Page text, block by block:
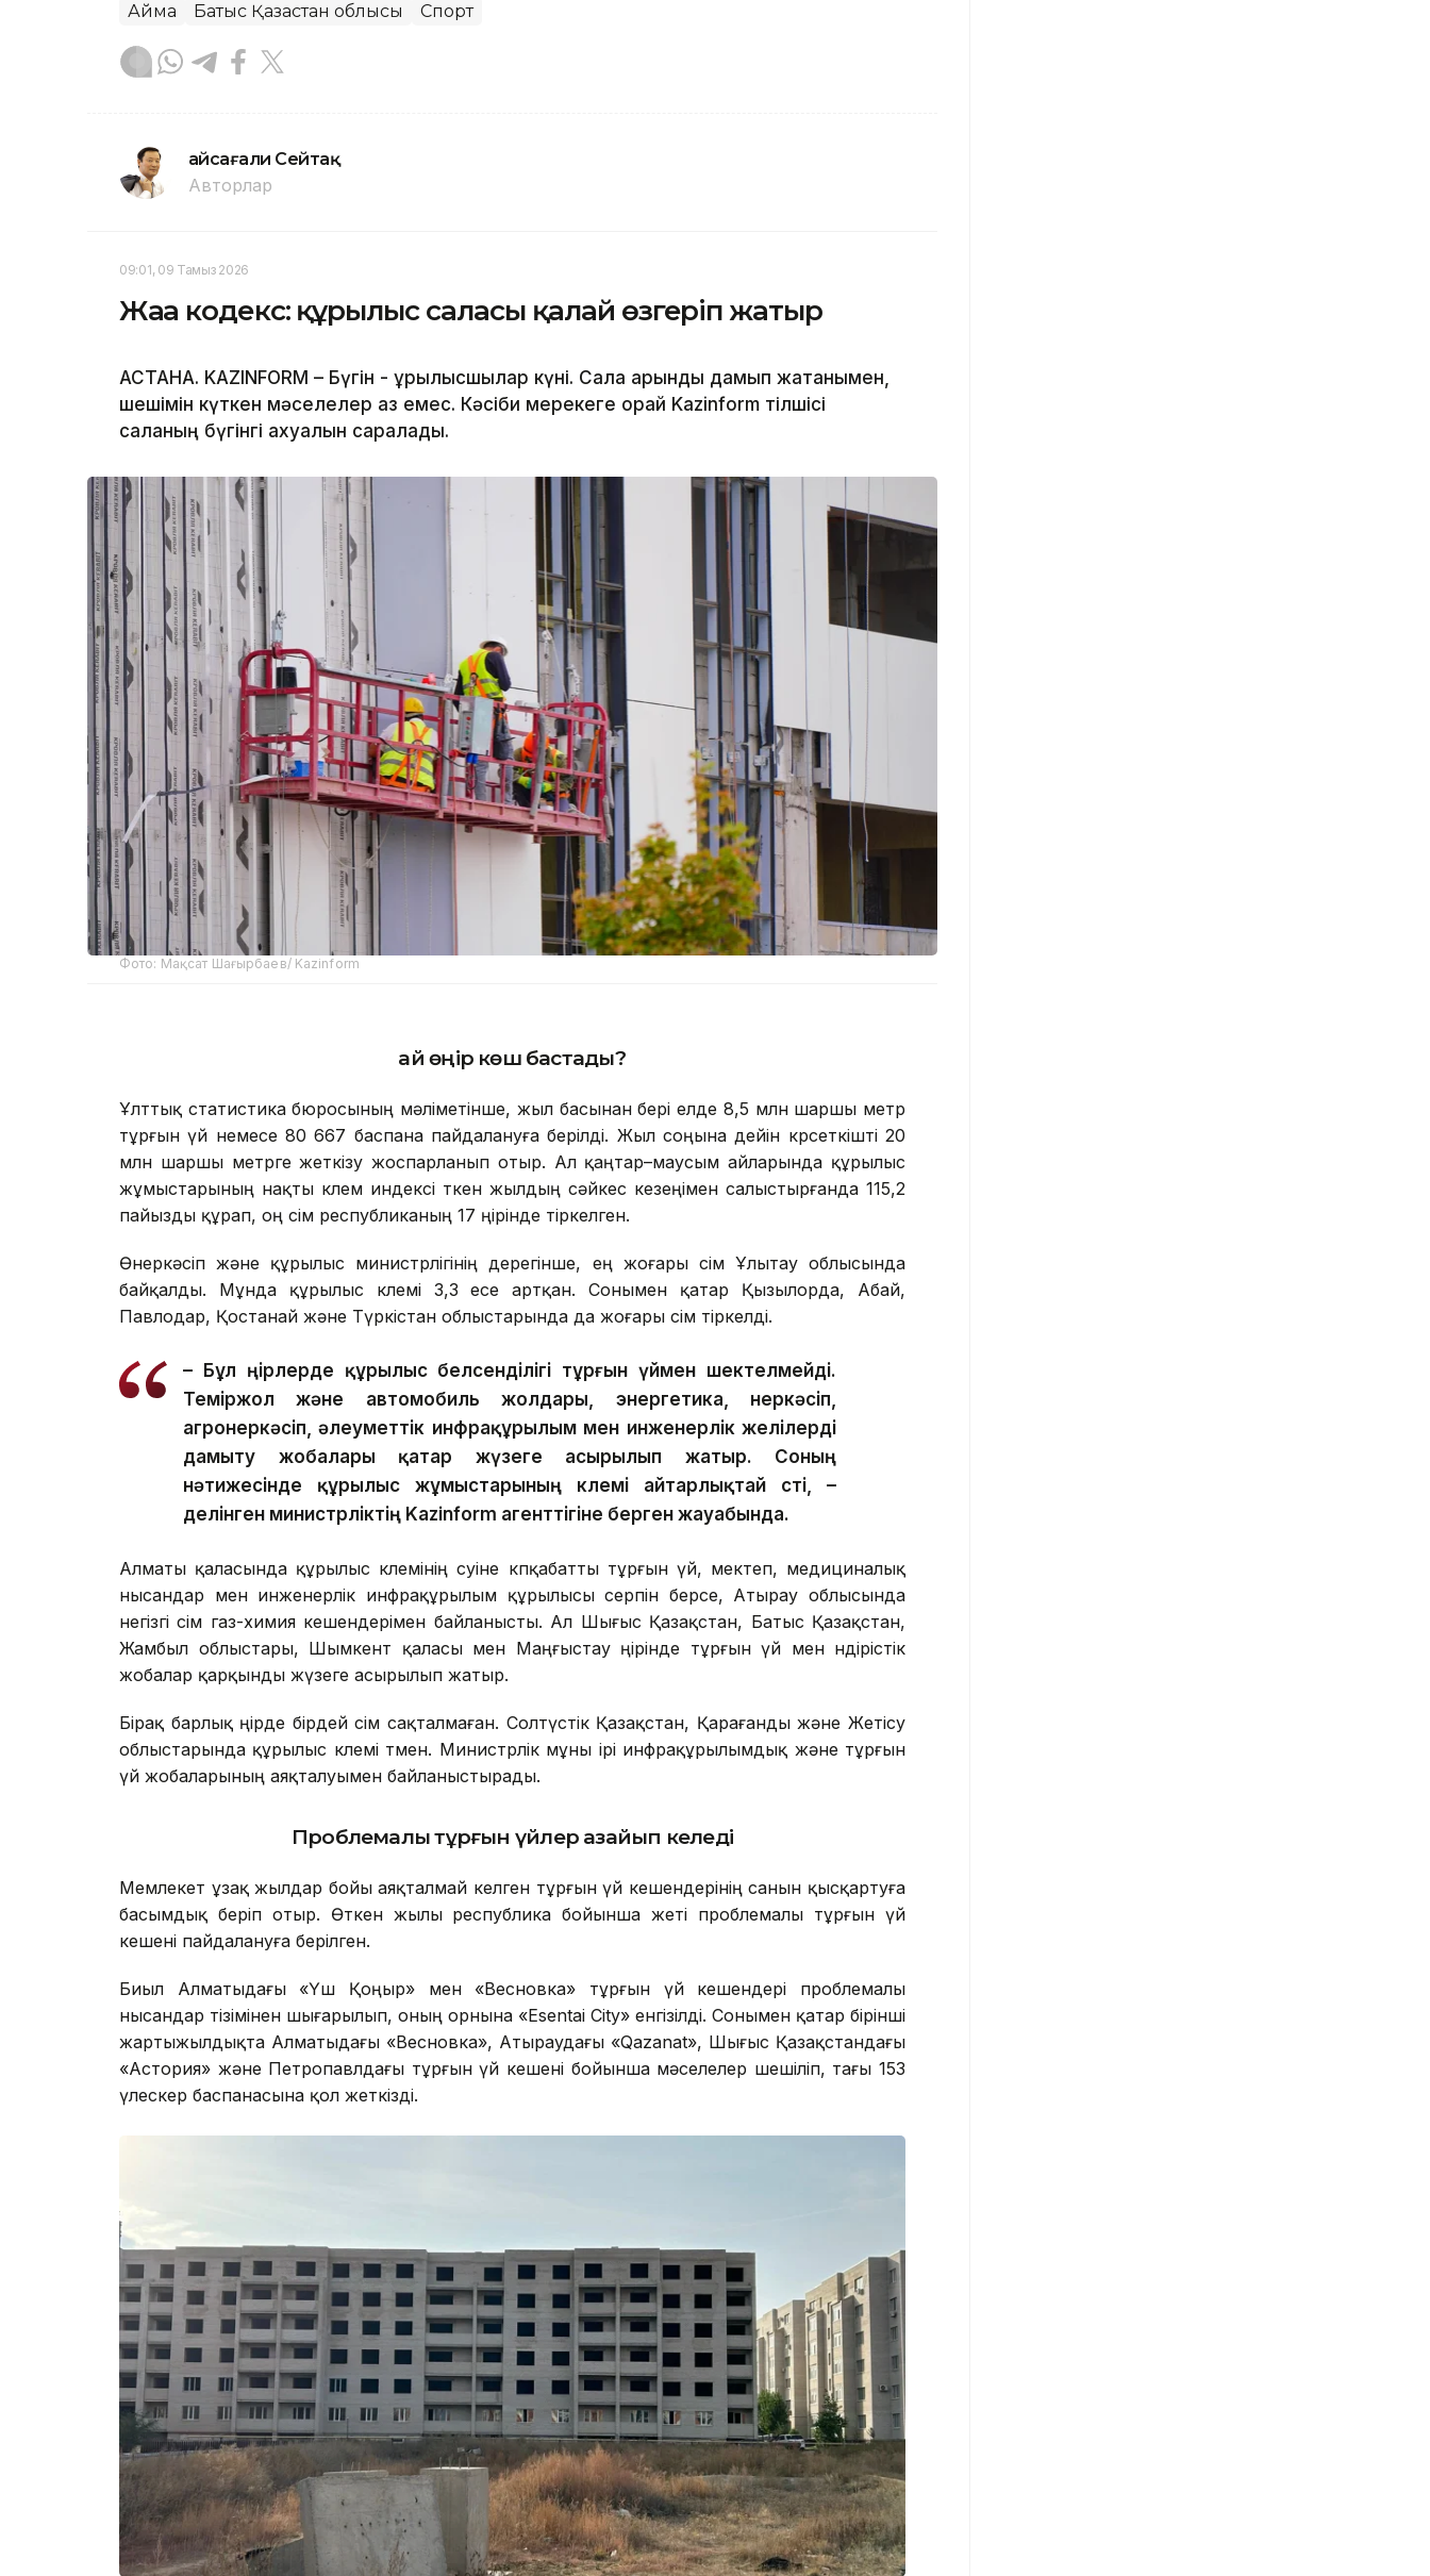
Аймақ Батыс Қазақстан облысы Спорт
Ғайсағали Сейтақ
Авторлар
09:01, 09 Тамыз 2026
Жаңа кодекс: құрылыс саласы қалай өзгеріп жатыр
АСТАНА. KAZINFORM – Бүгін - құрылысшылар күні. Сала қарқынды дамып жатқанымен,
шешімін күткен мәселелер аз емес. Кәсіби мерекеге орай Kazinform тілшісі
саланың бүгінгі ахуалын саралады.
Фото: Мақсат Шағырбаев/ Kazinform
Қай өңір көш бастады?
Ұлттық статистика бюросының мәліметінше, жыл басынан бері елде 8,5 млн шаршы метр
тұрғын үй немесе 80 667 баспана пайдалануға берілді. Жыл соңына дейін көрсеткішті 20
млн шаршы метрге жеткізу жоспарланып отыр. Ал қаңтар–маусым айларында құрылыс
жұмыстарының нақты көлем индексі өткен жылдың сәйкес кезеңімен салыстырғанда 115,2
пайызды құрап, оң өсім республиканың 17 өңірінде тіркелген.
Өнеркәсіп және құрылыс министрлігінің дерегінше, ең жоғары өсім Ұлытау облысында
байқалды. Мұнда құрылыс көлемі 3,3 есе артқан. Сонымен қатар Қызылорда, Абай,
Павлодар, Қостанай және Түркістан облыстарында да жоғары өсім тіркелді.
– Бұл өңірлерде құрылыс белсенділігі тұрғын үймен шектелмейді.
Теміржол және автомобиль жолдары, энергетика, өнеркәсіп,
агроөнеркәсіп, әлеуметтік инфрақұрылым мен инженерлік желілерді
дамыту жобалары қатар жүзеге асырылып жатыр. Соның
нәтижесінде құрылыс жұмыстарының көлемі айтарлықтай өсті, –
делінген министрліктің Kazinform агенттігіне берген жауабында.
Алматы қаласында құрылыс көлемінің өсуіне көпқабатты тұрғын үй, мектеп, медициналық
нысандар мен инженерлік инфрақұрылым құрылысы серпін берсе, Атырау облысында
негізгі өсім газ-химия кешендерімен байланысты. Ал Шығыс Қазақстан, Батыс Қазақстан,
Жамбыл облыстары, Шымкент қаласы мен Маңғыстау өңірінде тұрғын үй мен өндірістік
жобалар қарқынды жүзеге асырылып жатыр.
Бірақ барлық өңірде бірдей өсім сақталмаған. Солтүстік Қазақстан, Қарағанды және Жетісу
облыстарында құрылыс көлемі төмен. Министрлік мұны ірі инфрақұрылымдық және тұрғын
үй жобаларының аяқталуымен байланыстырады.
Проблемалы тұрғын үйлер азайып келеді
Мемлекет ұзақ жылдар бойы аяқталмай келген тұрғын үй кешендерінің санын қысқартуға
басымдық беріп отыр. Өткен жылы республика бойынша жеті проблемалы тұрғын үй
кешені пайдалануға берілген.
Биыл Алматыдағы «Үш Қоңыр» мен «Весновка» тұрғын үй кешендері проблемалы
нысандар тізімінен шығарылып, оның орнына «Esentai City» енгізілді. Сонымен қатар бірінші
жартыжылдықта Алматыдағы «Весновка», Атыраудағы «Qazanat», Шығыс Қазақстандағы
«Астория» және Петропавлдағы тұрғын үй кешені бойынша мәселелер шешіліп, тағы 153
үлескер баспанасына қол жеткізді.